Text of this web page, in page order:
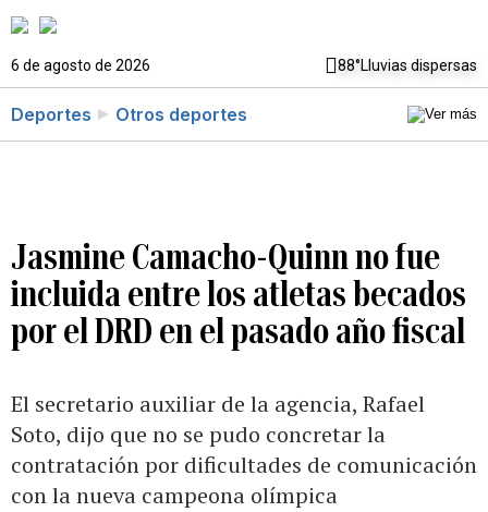
6 de agosto de 2026 88°Lluvias dispersas
Deportes Otros deportes
Jasmine Camacho-Quinn no fue
incluida entre los atletas becados
por el DRD en el pasado año fiscal
El secretario auxiliar de la agencia, Rafael
Soto, dijo que no se pudo concretar la
contratación por dificultades de comunicación
con la nueva campeona olímpica